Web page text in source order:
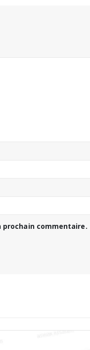
commentaire.